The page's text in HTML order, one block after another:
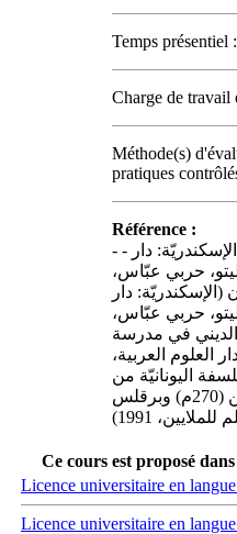
Temps présentiel
Charge de travail
Méthode(s)
pratiques
Référence :
- - أبو ريان، محمد علي، أرسطو (الإسكندريّة: دار
1993). - عطيتو، حربي عبّاس،
(الإسكندريّة: دار
1992). - عطيتو، حربي عبّاس،
في مدرسة
العلوم العربية،
اليونانيّة من
طاليس (585ق م) إلى أفلوطين (270م) وبرقلس
Ce cours est proposé
Licence universitaire en
Licence universitaire en